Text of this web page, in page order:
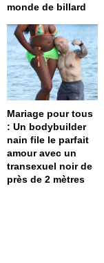
monde de billard
Mariage pour tous
: Un bodybuilder
nain file le parfait
amour avec un
transexuel noir de
près de 2 mètres